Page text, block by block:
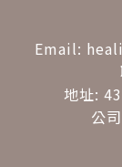
Email:
地址:
公